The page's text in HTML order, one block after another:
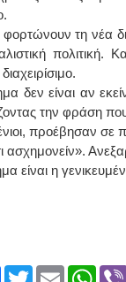
τη νέα
πολιτική.
δεν είναι αν
την φράση που,
προέβησαν σε
ασχημονείν».
είναι η
Facebook
TwitterEmail